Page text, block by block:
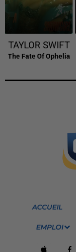
TAYLOR SWIFT
The Fate Of Ophelia
ACCUEIL
EMPLOI